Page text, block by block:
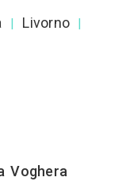
Livorno
Voghera